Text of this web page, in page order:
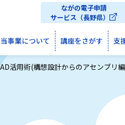
当事業について 講座をさがす 支
ながの電子申請
サービス（長野県）
活用術(構想設計からのアセンブリ